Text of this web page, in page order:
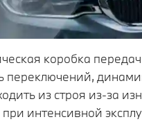
коробка
переключений,
из строя из‑за
интенсивной